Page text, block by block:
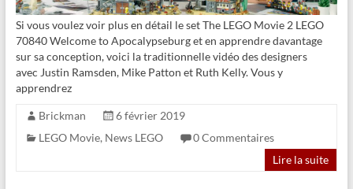
Si vous voulez voir plus en détail le set The LEGO Movie 2 LEGO
70840 Welcome to Apocalypseburg et en apprendre davantage
sur sa conception, voici la traditionnelle vidéo des designers
avec Justin Ramsden, Mike Patton et Ruth Kelly. Vous y
apprendrez
Brickman
6 février 2019
LEGO Movie, News LEGO
0 Commentaires
Lire la suite